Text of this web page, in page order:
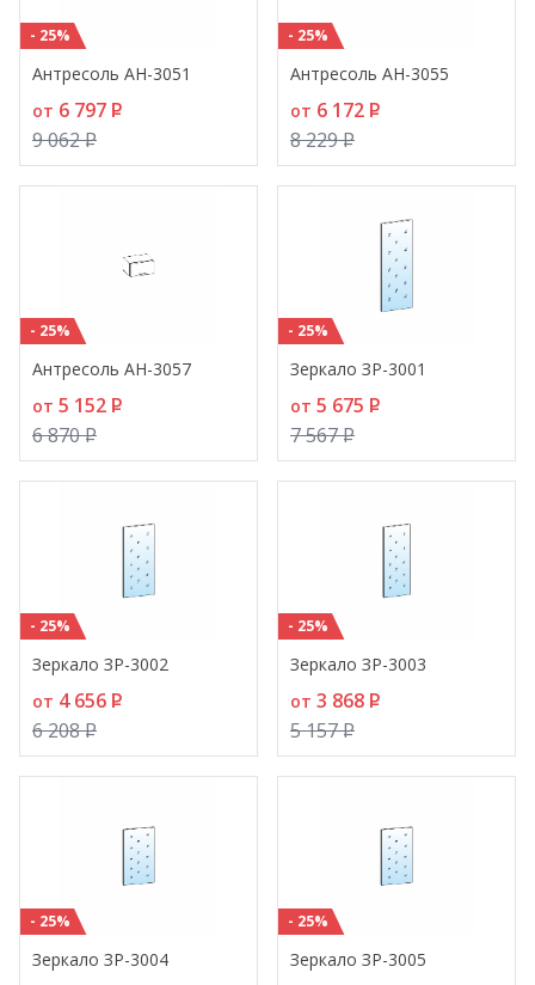
- 25%
Антресоль АН-3051
от 6 797 P
9 062P
- 25%
Антресоль АН-3055
от 6 172 P
8 229P
- 25%
Антресоль АН-3057
от 5 152 P
6 870P
- 25%
Зеркало ЗР-3001
от 5 675 P
7 567P
- 25%
Зеркало ЗР-3002
от 4 656 P
6 208P
- 25%
Зеркало ЗР-3003
от 3 868 P
5 157P
- 25%
Зеркало ЗР-3004
- 25%
Зеркало ЗР-3005